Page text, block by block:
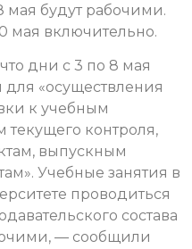
мая будут рабочими.
мая включительно.
дни с 3 по 8 мая
«осуществления
к учебным
контроля,
выпускным
Учебные занятия в
проводиться
состава
— сообщили